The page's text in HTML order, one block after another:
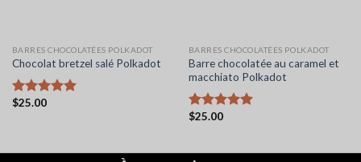
BARRES CHOCOLATÉES POLKADOT
Chocolat bretzel salé Polkadot
Note5.00
$25.00
BARRES CHOCOLATÉES POLKADOT
Barre chocolatée au caramel et
macchiato Polkadot
Note5.00
$25.00